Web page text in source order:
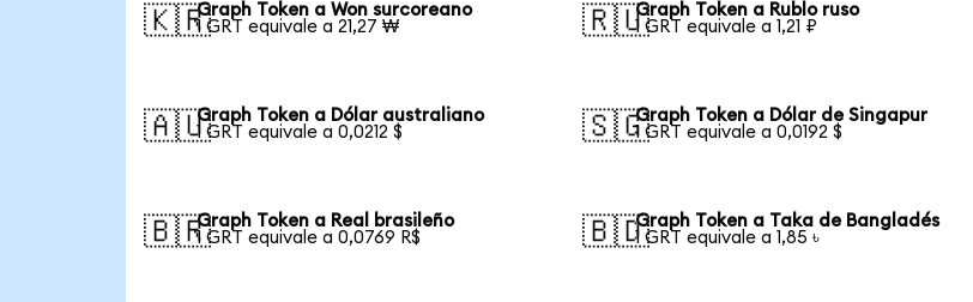
🇰🇷Graph Token a Won surcoreano
1 GRT equivale a 21,27 ₩
🇷🇺Graph Token a Rublo ruso
1 GRT equivale a 1,21 ₽
🇦🇺Graph Token a Dólar australiano
1 GRT equivale a 0,0212 $
🇸🇬Graph Token a Dólar de Singapur
1 GRT equivale a 0,0192 $
🇧🇷Graph Token a Real brasileño
1 GRT equivale a 0,0769 R$
🇧🇩Graph Token a Taka de Bangladés
1 GRT equivale a 1,85 ৳